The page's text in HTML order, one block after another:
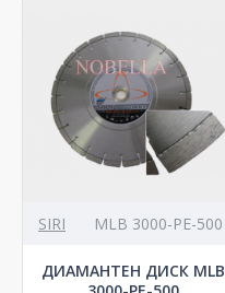
SIRI MLB 3000-PЕ-500
ДИАМАНТЕН ДИСК MLB